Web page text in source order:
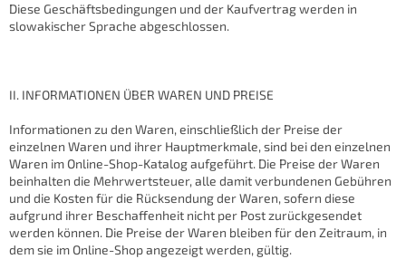
Diese Geschäftsbedingungen und der Kaufvertrag werden in
slowakischer Sprache abgeschlossen.
II. INFORMATIONEN ÜBER WAREN UND PREISE
Informationen zu den Waren, einschließlich der Preise der
einzelnen Waren und ihrer Hauptmerkmale, sind bei den einzelnen
Waren im Online-Shop-Katalog aufgeführt. Die Preise der Waren
beinhalten die Mehrwertsteuer, alle damit verbundenen Gebühren
und die Kosten für die Rücksendung der Waren, sofern diese
aufgrund ihrer Beschaffenheit nicht per Post zurückgesendet
werden können. Die Preise der Waren bleiben für den Zeitraum, in
dem sie im Online-Shop angezeigt werden, gültig.